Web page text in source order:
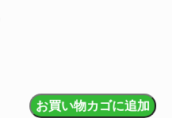
お買い物カゴに追加